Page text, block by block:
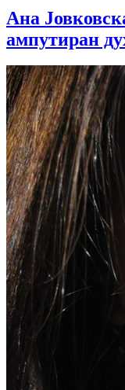
Ана
ампутиран